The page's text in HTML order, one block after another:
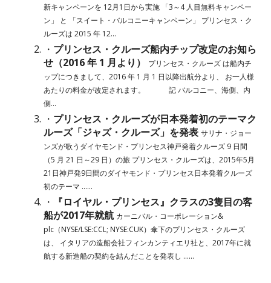
新キャンペーンを 12月1日から実施 「3～4 人目無料キャンペー
ン」 と 「スイート・バルコニーキャンペーン」 プリンセス・ク
ルーズは 2015 年 12...
・ プリンセス・クルーズ船内チップ改定のお知ら
せ（2016 年 1 月より）
プリンセス・クルーズ は船内チ
ップにつきまして、2016 年 1 月 1 日以降出航分より、 お一人様
あたりの料金が改定されます。 記 バルコニー、海側、内
側...
・ プリンセス・クルーズが日本発着初のテーマク
ルーズ「ジャズ・クルーズ」を発表 サリナ・ジョー
ンズが歌うダイヤモンド・プリンセス神戸発着クルーズ 9 日間
（5 月 21 日～29 日）の旅 プリンセス・クルーズは、2015年5月
21日神戸発9日間のダイヤモンド・プリンセス日本発着クルーズ
初のテーマ ......
・
『ロイヤル・プリンセス』クラスの3隻目の客
船が2017年就航 カーニバル・コーポレーション&
plc（NYSE/LSE:CCL; NYSE:CUK）傘下のプリンセス・クルーズ
は、 イタリアの造船会社フィンカンティエリ社と、2017年に就
航する新造船の契約を結んだことを発表し ......